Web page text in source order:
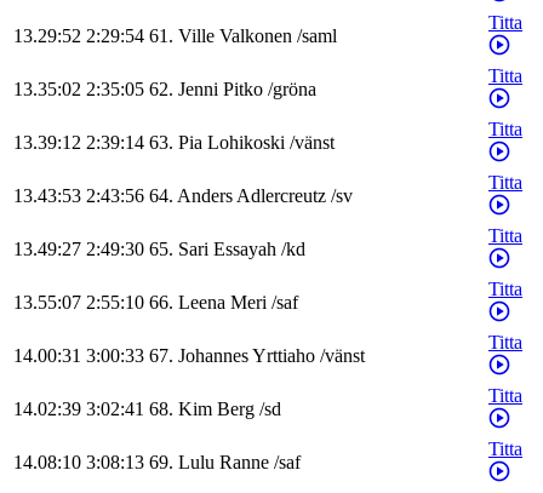
13.29:52 2:29:54 61. Ville Valkonen /saml
Titta
13.35:02 2:35:05 62. Jenni Pitko /gröna
Titta
13.39:12 2:39:14 63. Pia Lohikoski /vänst
Titta
13.43:53 2:43:56 64. AndersAdlercreutz /sv
Titta
13.49:27 2:49:30 65. Sari Essayah /kd
Titta
13.55:07 2:55:10 66. Leena Meri /saf
Titta
14.00:31 3:00:33 67. JohannesYrttiaho /vänst
Titta
14.02:39 3:02:41 68. Kim Berg /sd
Titta
14.08:10 3:08:13 69. Lulu Ranne /saf
Titta